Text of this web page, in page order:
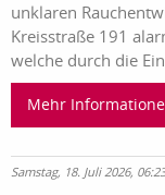
unklaren
Kreisstraße 191
welche durch die
Mehr
Samstag, 18. Juli 2026,